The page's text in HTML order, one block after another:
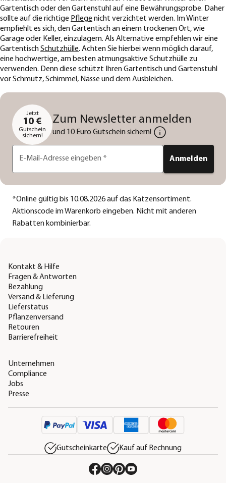
Gartentisch oder den Gartenstuhl auf eine Bewährungsprobe. Daher
sollte auf die richtige Pflege nicht verzichtet werden. Im Winter
empfiehlt es sich, den Gartentisch an einem trockenen Ort, wie
Garage oder Keller, einzulagern. Als Alternative empfehlen wir eine
GartentischSchutzhülle. Achten Sie hierbei wenn möglich darauf,
eine hochwertige, am besten atmungsaktive Schutzhülle zu
verwenden. Denn diese schützt Ihren Gartentisch und Gartenstuhl
vor Schmutz, Schimmel, Nässe und dem Ausbleichen.
Jetzt
10 €
Gutschein
sichern!
Zum Newsletter anmelden
und 10 Euro Gutschein sichern!
E-Mail-Adresse eingeben * Anmelden
*Online gültig bis 10.08.2026 auf das Katzensortiment.
Aktionscode im Warenkorb eingeben. Nicht mit anderen
Rabatten kombinierbar.
Kontakt & Hilfe
Fragen & Antworten
Bezahlung
Versand & Lieferung
Lieferstatus
Pflanzenversand
Retouren
Barrierefreiheit
Unternehmen
Compliance
Jobs
Presse
Gutscheinkarte Kauf auf Rechnung